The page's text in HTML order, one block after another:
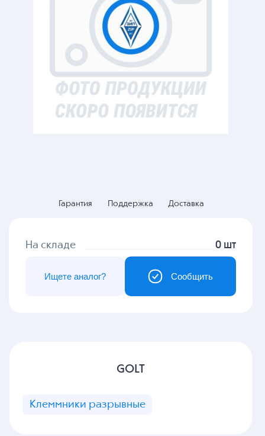
Гарантия Поддержка Доставка
На складе 0 шт
Сообщить
Ищете аналог?
GOLT
Клеммники разрывные